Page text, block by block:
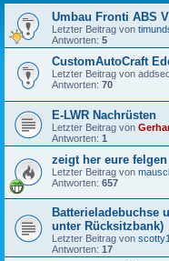
Umbau Fronti ABS
Letzter Beitrag von
Antworten: 5
CustomAutoCraft
Letzter Beitrag von
Antworten: 70
E-LWR Nachrüsten
Letzter Beitrag von
Antworten: 1
zeigt her eure felgen
Letzter Beitrag von
Antworten: 657
Batterieladebuchse
unter Rücksitzbank)
Letzter Beitrag von
Antworten: 17